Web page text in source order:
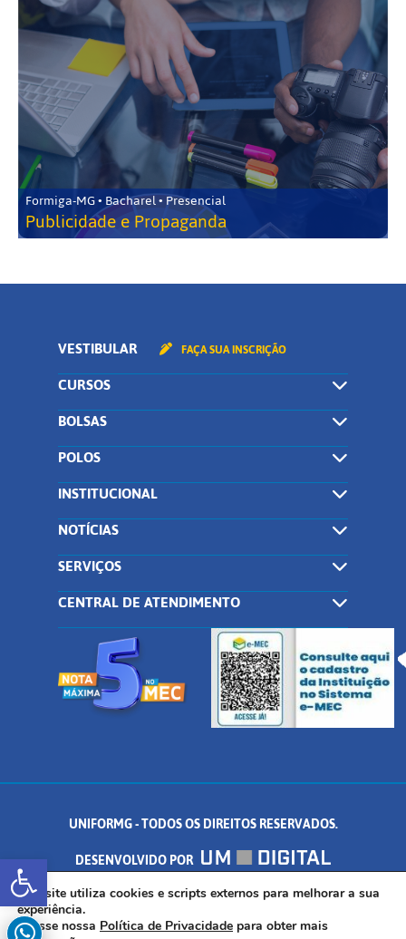
Abrir a barra de ferramentas
Formiga-MG • Bacharel • Presencial
Publicidade e Propaganda
VESTIBULAR FAÇA SUA INSCRIÇÃO
CURSOS
BOLSAS
POLOS
INSTITUCIONAL
NOTÍCIAS
SERVIÇOS
CENTRAL DE ATENDIMENTO
UNIFORMG - TODOS OS DIREITOS RESERVADOS.
DESENVOLVIDO POR
AV. DR. ARNALDO DE SENNA, 328 - PALMEIRAS, FORMIGA/MG - CEP:
35.574.530
Este site utiliza cookies e scripts externos para melhorar a sua
experiência.
Acesse nossa Política de Privacidade para obter mais